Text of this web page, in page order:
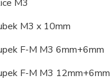
M3
M3 x 10mm
F-M M3 6mm+6mm
F-M M3 12mm+6mm